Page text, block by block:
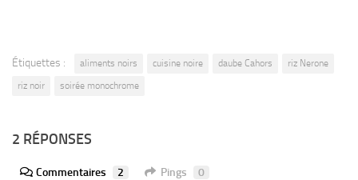
Étiquettes : aliments noirs cuisine noire daube Cahors
riz Nerone
riz noir
soirée monochrome
2 RÉPONSES
Commentaires 2 Pings 0